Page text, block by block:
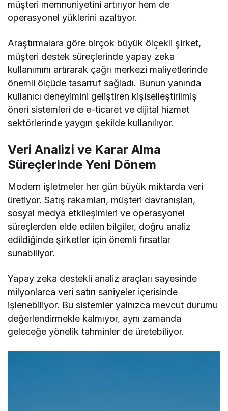
müşteri memnuniyetini artırıyor hem de
operasyonel yüklerini azaltıyor.
Araştırmalara göre birçok büyük ölçekli şirket,
müşteri destek süreçlerinde yapay zeka
kullanımını artırarak çağrı merkezi maliyetlerinde
önemli ölçüde tasarruf sağladı. Bunun yanında
kullanıcı deneyimini geliştiren kişiselleştirilmiş
öneri sistemleri de e-ticaret ve dijital hizmet
sektörlerinde yaygın şekilde kullanılıyor.
Veri Analizi ve Karar Alma
Süreçlerinde Yeni Dönem
Modern işletmeler her gün büyük miktarda veri
üretiyor. Satış rakamları, müşteri davranışları,
sosyal medya etkileşimleri ve operasyonel
süreçlerden elde edilen bilgiler, doğru analiz
edildiğinde şirketler için önemli fırsatlar
sunabiliyor.
Yapay zeka destekli analiz araçları sayesinde
milyonlarca veri satırı saniyeler içerisinde
işlenebiliyor. Bu sistemler yalnızca mevcut durumu
değerlendirmekle kalmıyor, aynı zamanda
geleceğe yönelik tahminler de üretebiliyor.